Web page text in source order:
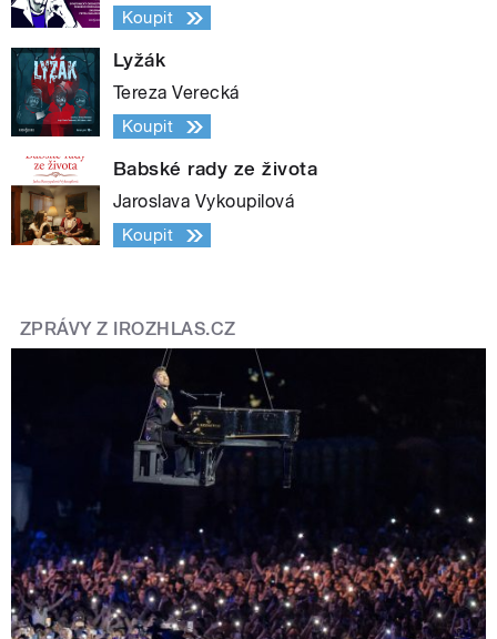
Koupit
Lyžák
Tereza Verecká
Koupit
Babské rady ze života
Jaroslava Vykoupilová
Koupit
ZPRÁVY Z IROZHLAS.CZ